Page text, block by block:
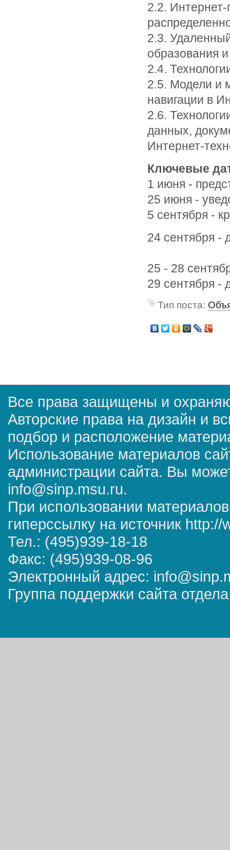
2.2.
2.3.
образования
2.4.
2.5. Модели и
навигации в
2.6.
данных,
Интернет-
Ключевые
1 июня -
25 июня -
5 сентября -
24 сентября -
25 - 28
29 сентября -
Тип поста:
Все права защищены и
Авторские права на дизайн и
подбор и расположение
Использование материалов
администрации сайта. Вы
info@sinp.msu.ru.
При использовании
гиперссылку на источник
Тел.: (495)939-18-18
Факс: (495)939-08-96
Электронный адрес:
Группа поддержки сайта